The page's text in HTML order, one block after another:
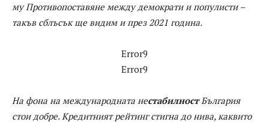
му Противопоставяне между демократи и популисти –
такъв сблъсък ще видим и през 2021 година.
Error9
Error9
На фона на международната нестабилностБългария
стои добре. Кредитният рейтинг стигна до нива, каквито